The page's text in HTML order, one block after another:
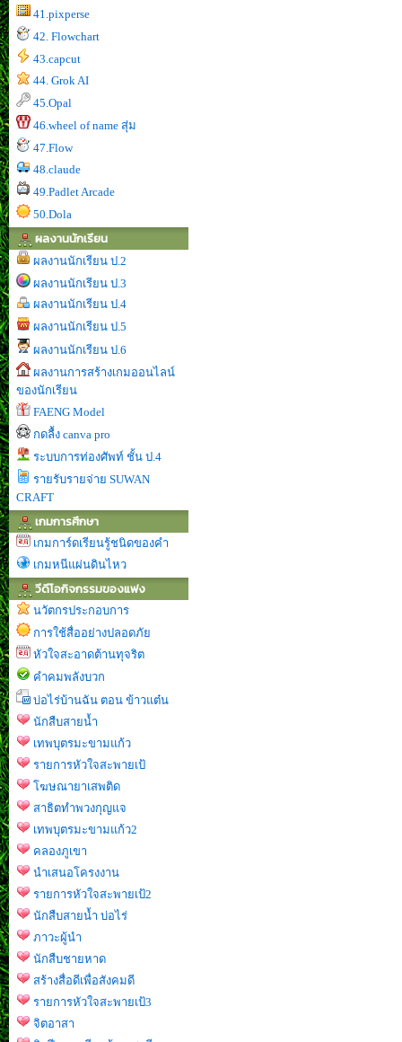
41.pixperse
42. Flowchart
43.capcut
44. Grok AI
45.Opal
46.wheel of name สุ่ม
47.Flow
48.claude
49.Padlet Arcade
50.Dola
ผลงานนักเรียน
ผลงานนักเรียน ป.2
ผลงานนักเรียน ป.3
ผลงานนักเรียน ป.4
ผลงานนักเรียน ป.5
ผลงานนักเรียน ป.6
ผลงานการสร้างเกมออนไลน์
ของนักเรียน
FAENG Model
กดลื้ง canva pro
ระบบการท่องศัพท์ ชั้น ป.4
รายรับรายจ่าย SUWAN
CRAFT
เกมการศึกษา
เกมการ์ดเรียนรู้ชนิดของคำ
เกมหนีแผ่นดินไหว
วีดีโอกิจกรรมของแฟง
นวัตกรประกอบการ
การใช้สื่ออย่างปลอดภัย
หัวใจสะอาดต้านทุจริต
คำคมพลังบวก
บ่อไร่บ้านฉัน ตอน ข้าวแต๋น
นักสืบสายน้ำ
เทพบุตรมะขามแก้ว
รายการหัวใจสะพายเป้
โฆษณายาเสพติด
สาธิตทำพวงกุญแจ
เทพบุตรมะขามแก้ว2
คลองภูเขา
นำเสนอโครงงาน
รายการหัวใจสะพายเป้2
นักสืบสายน้ำ บ่อไร่
ภาวะผู้นำ
นักสืบชายหาด
สร้างสื่อดีเพื่อสังคมดี
รายการหัวใจสะพายเป้3
จิตอาสา